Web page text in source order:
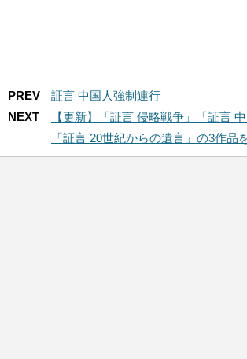
PREV
証言 中国人強制連行
NEXT
【更新】「証言 侵略戦争」「証言
「証言 20世紀からの遺言」の3作品